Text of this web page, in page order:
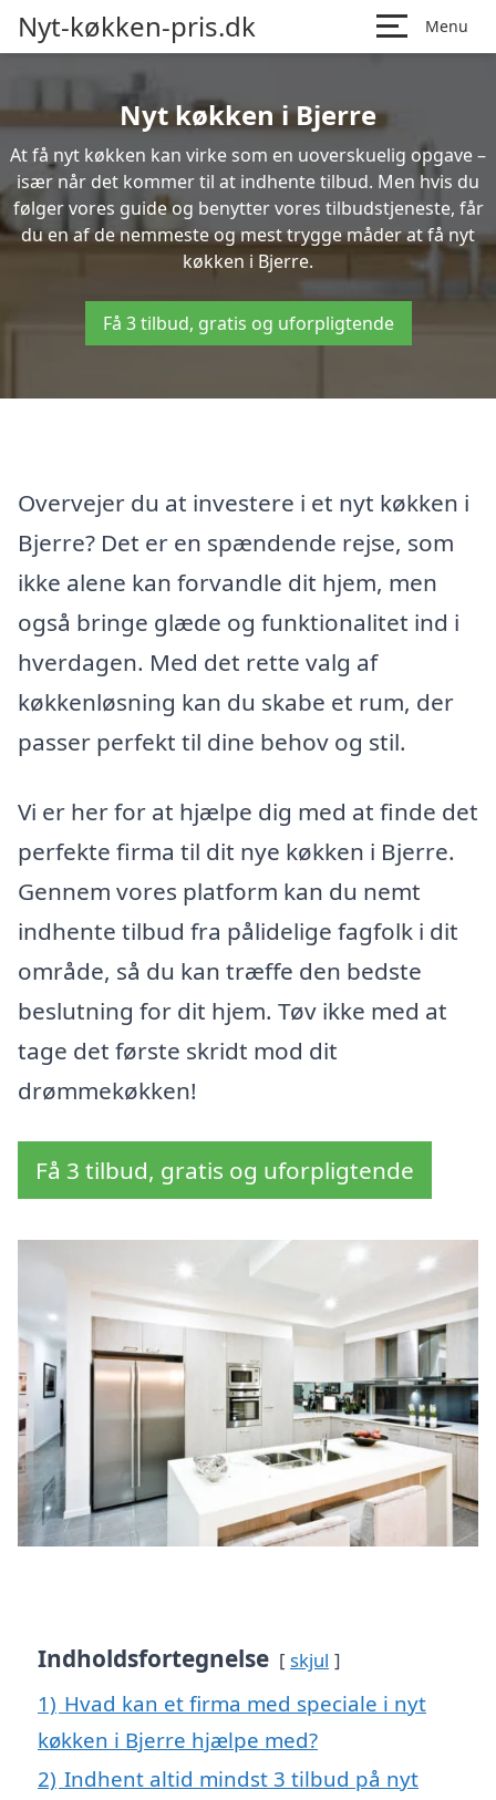
Nyt-køkken-pris.dk Menu
Nyt køkken i Bjerre
At få nyt køkken kan virke som en uoverskuelig opgave –
især når det kommer til at indhente tilbud. Men hvis du
følger vores guide og benytter vores tilbudstjeneste, får
du en af de nemmeste og mest trygge måder at få nyt
køkken i Bjerre.
Få 3 tilbud, gratis og uforpligtende
Overvejer du at investere i et nyt køkken i
Bjerre? Det er en spændende rejse, som
ikke alene kan forvandle dit hjem, men
også bringe glæde og funktionalitet ind i
hverdagen. Med det rette valg af
køkkenløsning kan du skabe et rum, der
passer perfekt til dine behov og stil.
Vi er her for at hjælpe dig med at finde det
perfekte firma til dit nye køkken i Bjerre.
Gennem vores platform kan du nemt
indhente tilbud fra pålidelige fagfolk i dit
område, så du kan træffe den bedste
beslutning for dit hjem. Tøv ikke med at
tage det første skridt mod dit
drømmekøkken!
Få 3 tilbud, gratis og uforpligtende
Indholdsfortegnelse skjul
1) Hvad kan et firma med speciale i nyt
køkken i Bjerre hjælpe med?
2) Indhent altid mindst 3 tilbud på nyt